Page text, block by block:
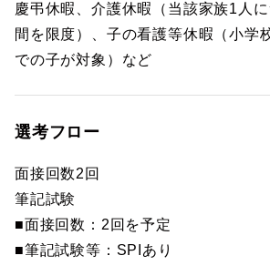
慶弔休暇、介護休暇（当該家族1人
間を限度）、子の看護等休暇（小学
での子が対象）など
選考フロー
面接回数2回
筆記試験
■面接回数：2回を予定
■筆記試験等：SPIあり